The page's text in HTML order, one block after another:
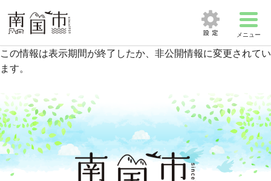
メニュー
この情報は表示期間が終了したか、非公開情報に変更されてい
ます。